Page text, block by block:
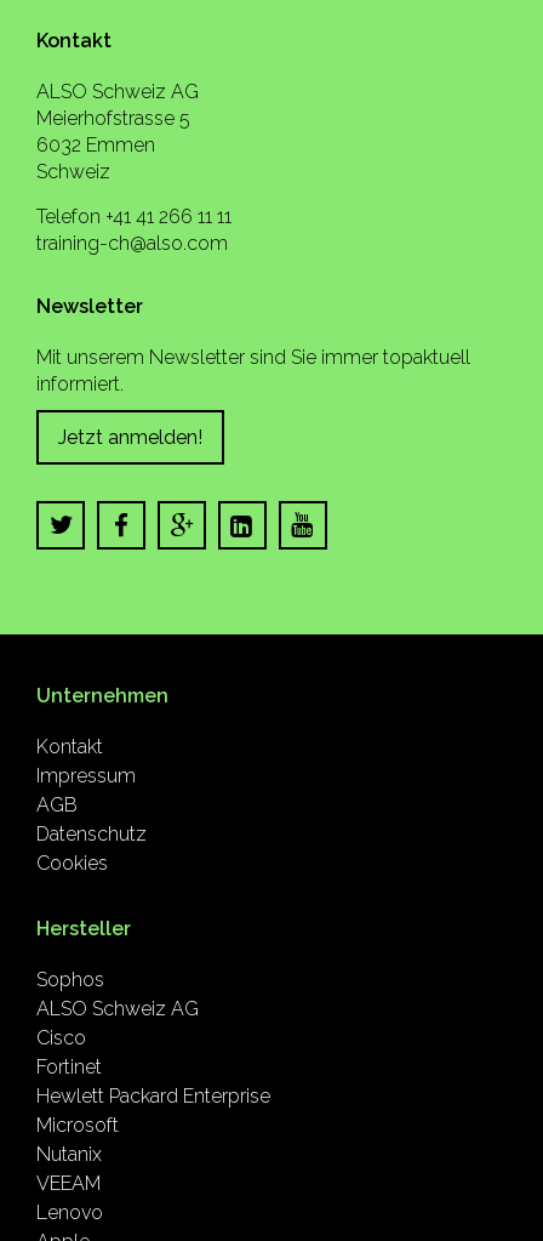
Kontakt
ALSO Schweiz AG
Meierhofstrasse 5
6032 Emmen
Schweiz
Telefon +41 41 266 11 11
training-ch@also.com
Newsletter
Mit unserem Newsletter sind Sie immer topaktuell
informiert.
Jetzt anmelden!
Unternehmen
Kontakt
Impressum
AGB
Datenschutz
Cookies
Hersteller
Sophos
ALSO Schweiz AG
Cisco
Fortinet
Hewlett Packard Enterprise
Microsoft
Nutanix
VEEAM
Lenovo